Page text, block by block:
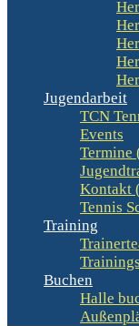
Jugendarbeit
TCN
Events
Termine
Kontakt
Tennis
Training
Buchen
Halle